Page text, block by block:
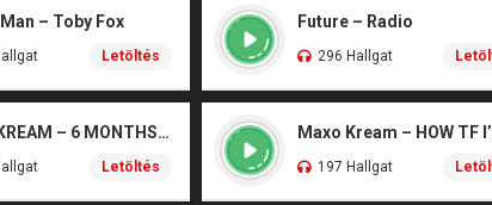
– Toby Fox
Letöltés
Future – Radio
296 Hallgat
MAXO KREAM – 6 MONTHS CLEAN
Letöltés 197 Hallgat